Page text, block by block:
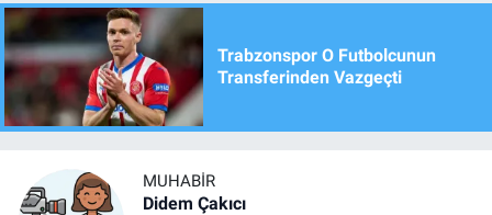
Trabzonspor O Futbolcunun
Transferinden Vazgeçti
MUHABIR
Didem Çakıcı